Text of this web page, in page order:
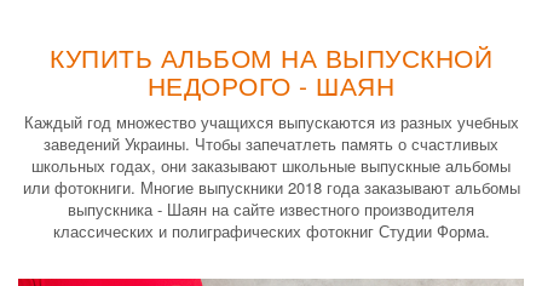
КУПИТЬ АЛЬБОМ НА ВЫПУСКНОЙ
НЕДОРОГО - ШАЯН
Каждый год множество учащихся выпускаются из разных учебных
заведений Украины. Чтобы запечатлеть память о счастливых
школьных годах, они заказывают школьные выпускные альбомы
или фотокниги. Многие выпускники 2018 года заказывают альбомы
выпускника - Шаян на сайте известного производителя
классических и полиграфических фотокниг Студии Форма.